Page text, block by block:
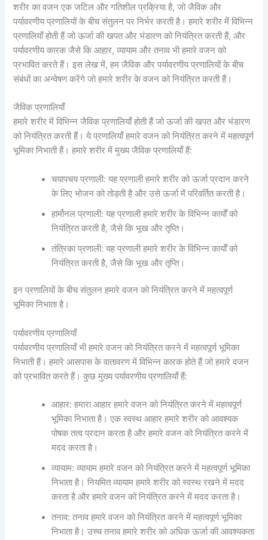
शरीर का वजन एक जटिल और गतिशील प्रक्रिया है, जो जैविक और
पर्यावरणीय प्रणालियों के बीच संतुलन पर निर्भर करती है। हमारे शरीर में विभिन्न
प्रणालियाँ होती हैं जो ऊर्जा की खपत और भंडारण को नियंत्रित करती हैं, और
पर्यावरणीय कारक जैसे कि आहार, व्यायाम और तनाव भी हमारे वजन को
प्रभावित करते हैं। इस लेख में, हम जैविक और पर्यावरणीय प्रणालियों के बीच
संबंधों का अन्वेषण करेंगे जो हमारे शरीर के वजन को नियंत्रित करती हैं।
जैविक प्रणालियाँ
हमारे शरीर में विभिन्न जैविक प्रणालियाँ होती हैं जो ऊर्जा की खपत और भंडारण
को नियंत्रित करती हैं। ये प्रणालियाँ हमारे वजन को नियंत्रित करने में महत्वपूर्ण
भूमिका निभाती हैं। हमारे शरीर में मुख्य जैविक प्रणालियाँ हैं:
चयापचय प्रणाली: यह प्रणाली हमारे शरीर को ऊर्जा प्रदान करने
के लिए भोजन को तोड़ती है और उसे ऊर्जा में परिवर्तित करती है।
हार्मोनल प्रणाली: यह प्रणाली हमारे शरीर के विभिन्न कार्यों को
नियंत्रित करती है, जैसे कि भूख और तृप्ति।
तंत्रिका प्रणाली: यह प्रणाली हमारे शरीर के विभिन्न कार्यों को
नियंत्रित करती है, जैसे कि भूख और तृप्ति।
इन प्रणालियों के बीच संतुलन हमारे वजन को नियंत्रित करने में महत्वपूर्ण
भूमिका निभाता है।
पर्यावरणीय प्रणालियाँ
पर्यावरणीय प्रणालियाँ भी हमारे वजन को नियंत्रित करने में महत्वपूर्ण भूमिका
निभाती हैं। हमारे आसपास के वातावरण में विभिन्न कारक होते हैं जो हमारे वजन
को प्रभावित करते हैं। कुछ मुख्य पर्यावरणीय प्रणालियाँ हैं:
आहार: हमारा आहार हमारे वजन को नियंत्रित करने में महत्वपूर्ण
भूमिका निभाता है। एक स्वस्थ आहार हमारे शरीर को आवश्यक
पोषक तत्व प्रदान करता है और हमारे वजन को नियंत्रित करने में
मदद करता है।
व्यायाम: व्यायाम हमारे वजन को नियंत्रित करने में महत्वपूर्ण भूमिका
निभाता है। नियमित व्यायाम हमारे शरीर को स्वस्थ रखने में मदद
करता है और हमारे वजन को नियंत्रित करने में मदद करता है।
तनाव: तनाव हमारे वजन को नियंत्रित करने में महत्वपूर्ण भूमिका
निभाता है। उच्च तनाव हमारे शरीर को अधिक ऊर्जा की आवश्यकता